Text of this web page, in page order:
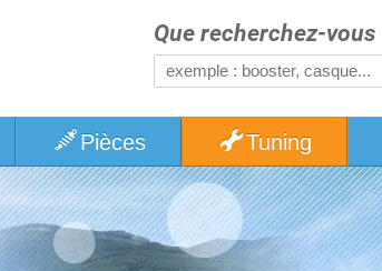
Que recherchez-vous
Pièces Tuning